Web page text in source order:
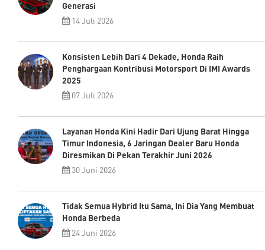
Generasi
14 Juli 2026
Konsisten Lebih Dari 4 Dekade, Honda Raih
Penghargaan Kontribusi Motorsport Di IMI Awards
2025
07 Juli 2026
Layanan Honda Kini Hadir Dari Ujung Barat Hingga
Timur Indonesia, 6 Jaringan Dealer Baru Honda
Diresmikan Di Pekan Terakhir Juni 2026
30 Juni 2026
Tidak Semua Hybrid Itu Sama, Ini Dia Yang Membuat
Honda Berbeda
24 Juni 2026